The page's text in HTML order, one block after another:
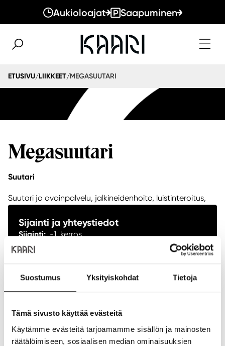
Suostumus Yksityiskohdat Tietoja
Tämä sivusto käyttää evästeitä
Käytämme evästeitä tarjoamamme sisällön ja mainosten
räätälöimiseen, sosiaalisen median ominaisuuksien
Aukioloajat Saapuminen
ETUSIVU/LIIKKEET/MEGASUUTARI
Megasuutari
Suutari
Suutari ja avainpalvelu, jalkineidenhoito, luistinteroitus,
Sijainti ja yhteystiedot
Sijainti:-1. kerros
Puhelin:
NÄYTÄ POHJAKARTASSA
Aukioloajat